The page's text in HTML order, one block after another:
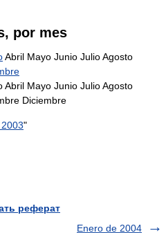
por mes
Abril Mayo Junio Julio Agosto
Abril Mayo Junio Julio Agosto
Diciembre
"
реферат
Enero de 2004